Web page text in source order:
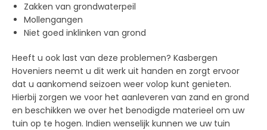
Zakken van grondwaterpeil
Mollengangen
Niet goed inklinken van grond
Heeft u ook last van deze problemen? Kasbergen
Hoveniers neemt u dit werk uit handen en zorgt ervoor
dat u aankomend seizoen weer volop kunt genieten.
Hierbij zorgen we voor het aanleveren van zand en grond
en beschikken we over het benodigde materieel om uw
tuin op te hogen. Indien wenselijk kunnen we uw tuin